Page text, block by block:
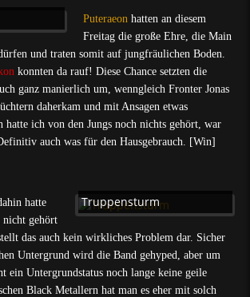
Puteraeon hatten an diesem
Freitag die große Ehre, die Main
und traten somit auf jungfräulichen Boden.
konnten da rauf! Diese Chance setzten die
ganz manierlich um, wenngleich Fronter Jonas
daherkam und mit Ansagen etwas
hatte ich von den Jungs noch nichts gehört, war
auch was für den Hausgebrauch. [Win]
Truppensturm
hatte
nicht gehört
das auch kein wirkliches Problem dar. Sicher
Untergrund wird die Band gehyped, aber um
ein Untergrundstatus noch lange keine geile
Black Metallern hat man es eher mit solch